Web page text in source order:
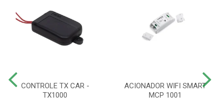
CONTROLE TX CAR -
TX1000
ACIONADOR WIFI SMART
MCP 1001